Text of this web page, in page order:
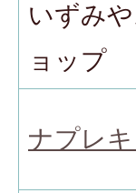
いずみ
ョップ
ナプレ